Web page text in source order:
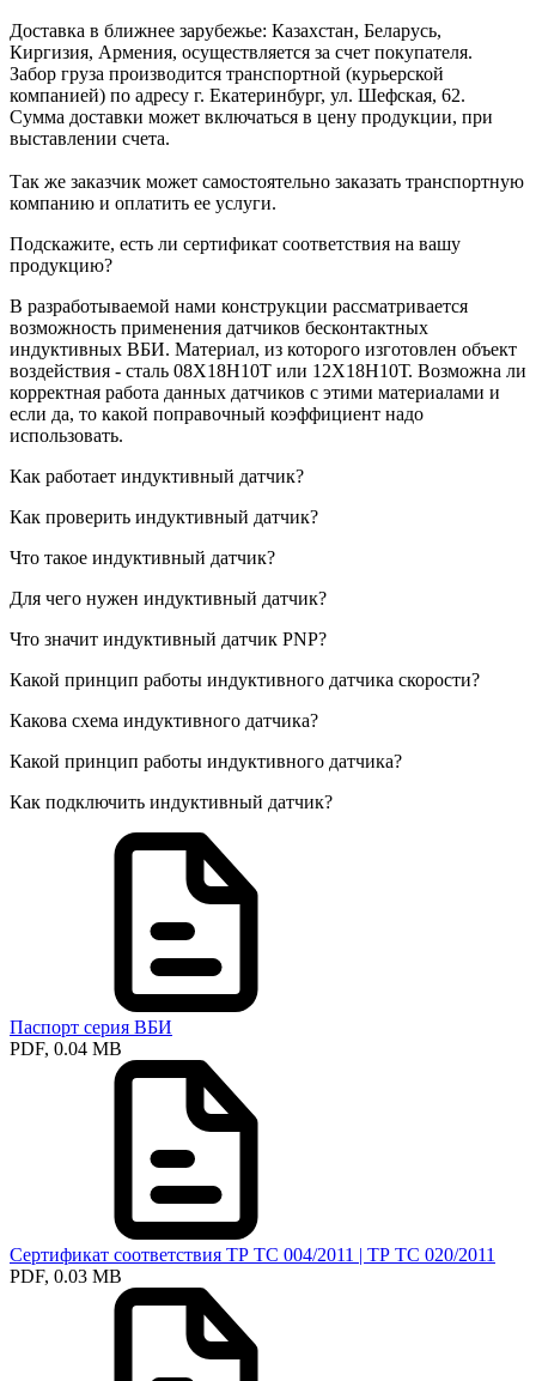
Доставка в ближнее зарубежье: Казахстан, Беларусь,
Киргизия, Армения, осуществляется за счет покупателя.
Забор груза производится транспортной (курьерской
компанией) по адресу г. Екатеринбург, ул. Шефская, 62.
Сумма доставки может включаться в цену продукции, при
выставлении счета.
Так же заказчик может самостоятельно заказать транспортную
компанию и оплатить ее услуги.
Подскажите, есть ли сертификат соответствия на вашу
продукцию?
В разработываемой нами конструкции рассматривается
возможность применения датчиков бесконтактных
индуктивных ВБИ. Материал, из которого изготовлен объект
воздействия - сталь 08Х18Н10Т или 12Х18Н10Т. Возможна ли
корректная работа данных датчиков с этими материалами и
если да, то какой поправочный коэффициент надо
использовать.
Как работает индуктивный датчик?
Как проверить индуктивный датчик?
Что такое индуктивный датчик?
Для чего нужен индуктивный датчик?
Что значит индуктивный датчик PNP?
Какой принцип работы индуктивного датчика скорости?
Какова схема индуктивного датчика?
Какой принцип работы индуктивного датчика?
Как подключить индуктивный датчик?
Паспорт серия ВБИ
PDF, 0.04 MB
Сертификат соответствия ТР ТС 004/2011 | ТР ТС 020/2011
PDF, 0.03 MB